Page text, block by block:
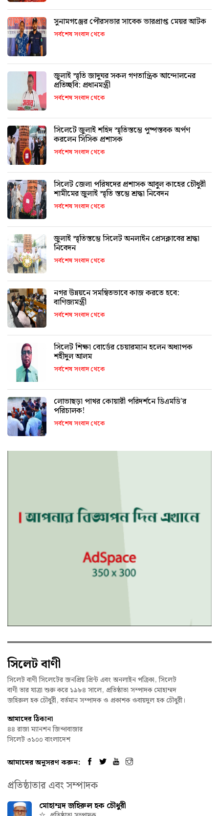
সুনামগঞ্জের পৌরসভার সাবেক ভারপ্রাপ্ত মেয়র আটক
সর্বশেষ সংবাদ থেকে
জুলাই স্মৃতি জাদুঘর সকল গণতান্ত্রিক আন্দোলনের
প্রতিচ্ছবি: প্রধানমন্ত্রী
সর্বশেষ সংবাদ থেকে
সিলেটে জুলাই শহিদ স্মৃতিস্তম্ভে পুষ্পস্তবক অর্পণ
করলেন সিসিক প্রশাসক
সর্বশেষ সংবাদ থেকে
সিলেট জেলা পরিষদের প্রশাসক আবুল কাহের চৌধুরী
শামীমের জুলাই স্মৃতি স্তম্ভে শ্রদ্ধা নিবেদন
সর্বশেষ সংবাদ থেকে
জুলাই স্মৃতিস্তম্ভে সিলেট অনলাইন প্রেসক্লাবের শ্রদ্ধা
নিবেদন
সর্বশেষ সংবাদ থেকে
নগর উন্নয়নে সমন্বিতভাবে কাজ করতে হবে:
বাণিজ্যমন্ত্রী
সর্বশেষ সংবাদ থেকে
সিলেট শিক্ষা বোর্ডের চেয়ারম্যান হলেন অধ্যাপক
শহীদুল আলম
সর্বশেষ সংবাদ থেকে
লোভাছড়া পাথর কোয়ারী পরিদর্শনে ডিএমডি’র
পরিচালক!
সর্বশেষ সংবাদ থেকে
সিলেট বাণী
সিলেট বাণী সিলেটের জনপ্রিয় প্রিন্ট এবং অনলাইন পত্রিকা, সিলেট
বাণী তার যাত্রা শুরু করে ১৯৮৪ সালে, প্রতিষ্ঠাতা সম্পাদক মোহাম্মদ
জহিরুল হক চৌধুরী, বর্তমান সম্পাদক ও প্রকাশক ওবায়দুল হক চৌধুরী।
আমাদের ঠিকানা
৪৪ রাজা ম্যানশন জিন্দাবাজার
সিলেট ৩১০০ বাংলাদেশ
আমাদের অনুসরণ করুন:
প্রতিষ্ঠাতার এবং সম্পাদক
মোহাম্মদ জহিরুল হক চৌধুরী